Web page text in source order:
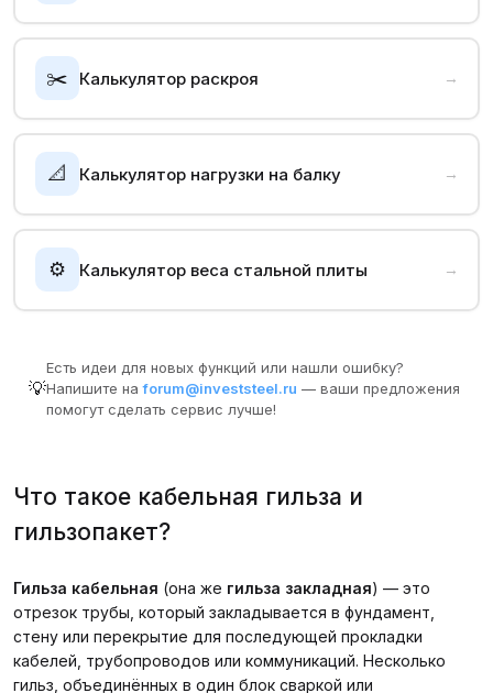
✂️ Калькулятор раскроя →
📐 Калькулятор нагрузки на балку →
⚙️ Калькулятор веса стальной плиты →
💡
Есть идеи для новых функций или нашли ошибку?
Напишите на forum@investsteel.ru — ваши предложения
помогут сделать сервис лучше!
Что такое кабельная гильза и
гильзопакет?
Гильза кабельная (она же гильза закладная) — это
отрезок трубы, который закладывается в фундамент,
стену или перекрытие для последующей прокладки
кабелей, трубопроводов или коммуникаций. Несколько
гильз, объединённых в один блок сваркой или